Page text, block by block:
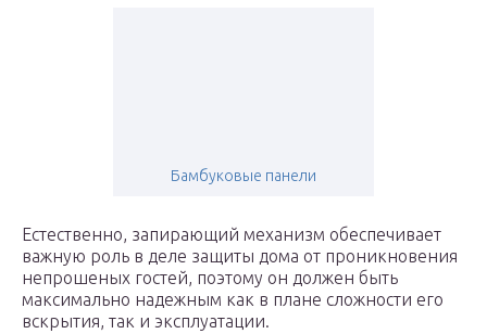
Бамбуковые панели
Естественно, запирающий механизм обеспечивает
важную роль в деле защиты дома от проникновения
непрошеных гостей, поэтому он должен быть
максимально надежным как в плане сложности его
вскрытия, так и эксплуатации.